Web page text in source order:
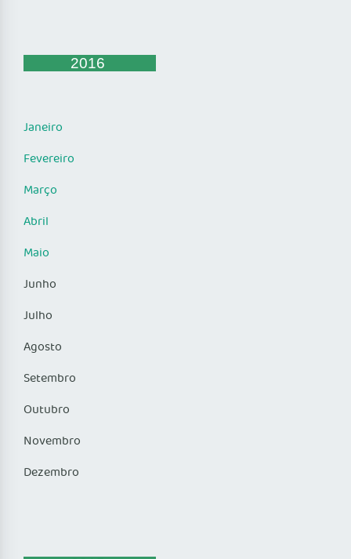
2016
Janeiro
Fevereiro
Março
Abril
Maio
Junho
Julho
Agosto
Setembro
Outubro
Novembro
Dezembro